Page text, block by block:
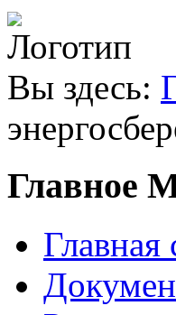
Вы здесь:
Главное
Главная